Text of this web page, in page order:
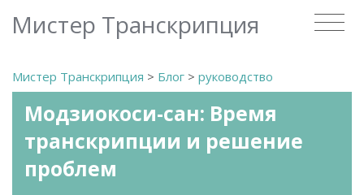
Мистер Транскрипция
Мистер Транскрипция > Блог > руководство
Модзиокоси-сан: Время
транскрипции и решение
проблем